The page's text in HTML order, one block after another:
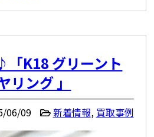
K18 グリーント
リング 」
06/09 新着情報, 買取事例